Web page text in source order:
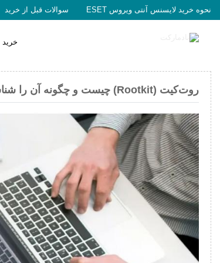
نحوه خرید لایسنس آنتی ویروس ESET سوالات قبل از خرید
خرید
روت‌کیت (Rootkit) چیست و چگونه آن را شناسایی و حذف کنیم؟